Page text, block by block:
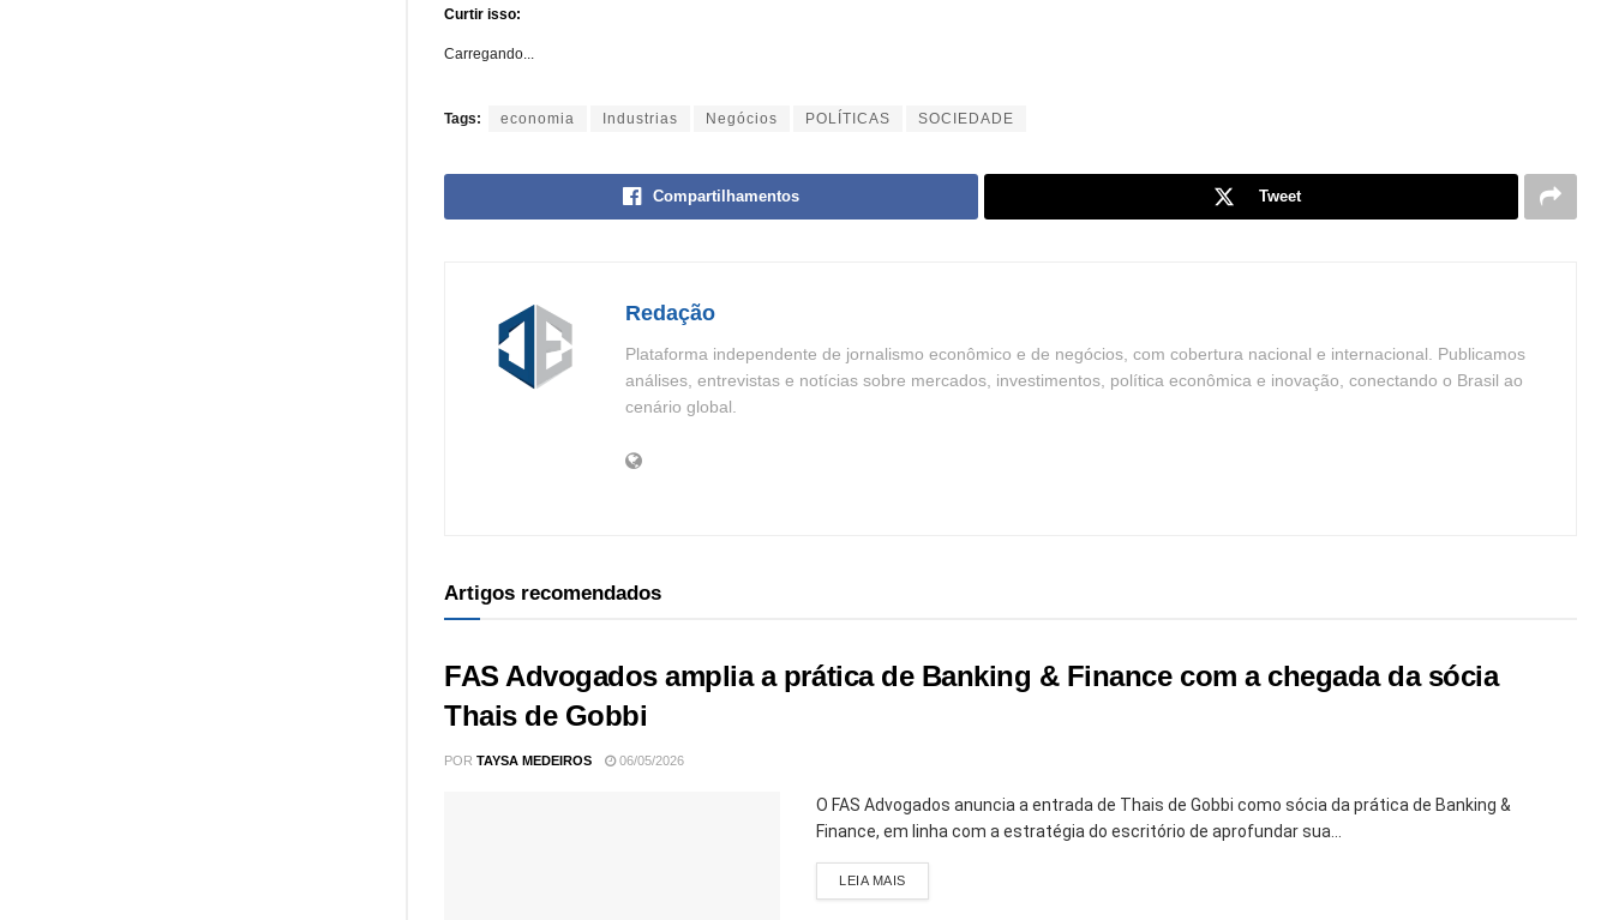
Curtir isso:
Carregando...
Tags: economia Industrias Negócios POLÍTICAS SOCIEDADE
Compartilhamentos Tweet
Redação
Plataforma independente de jornalismo econômico e de negócios, com cobertura nacional e internacional. Publicamos
análises, entrevistas e notícias sobre mercados, investimentos, política econômica e inovação, conectando o Brasil ao
cenário global.
Artigos recomendados
FAS Advogados amplia a prática de Banking & Finance com a chegada da sócia
Thais de Gobbi
POR TAYSA MEDEIROS 06/05/2026
O FAS Advogados anuncia a entrada de Thais de Gobbi como sócia da prática de Banking &
Finance, em linha com a estratégia do escritório de aprofundar sua...
LEIA MAIS